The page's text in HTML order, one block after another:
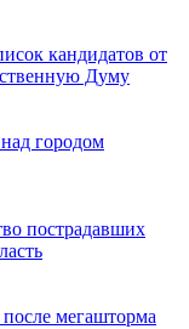
кандидатов от
Думу
городом
пострадавших
мегашторма